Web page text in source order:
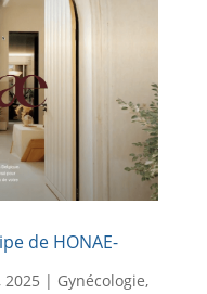
de HONAE-
2025 | Gynécologie,